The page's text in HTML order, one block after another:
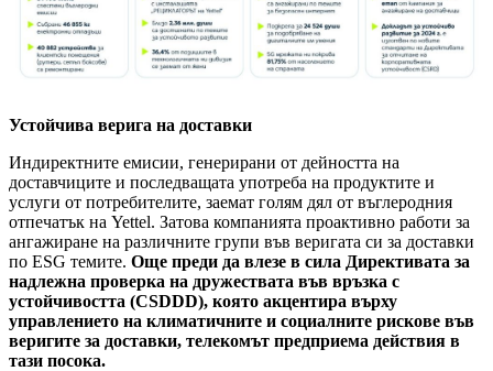
Устойчива верига на доставки
Индиректните емисии, генерирани от дейността на
доставчиците и последващата употреба на продуктите и
услуги от потребителите, заемат голям дял от въглеродния
отпечатък на Yettel. Затова компанията проактивно работи за
ангажиране на различните групи във веригата си за доставки
по ESG темите. Още преди да влезе в сила Директивата за
надлежна проверка на дружествата във връзка с
устойчивостта (CSDDD), която акцентира върху
управлението на климатичните и социалните рискове във
веригите за доставки, телекомът предприема действия в
тази посока.